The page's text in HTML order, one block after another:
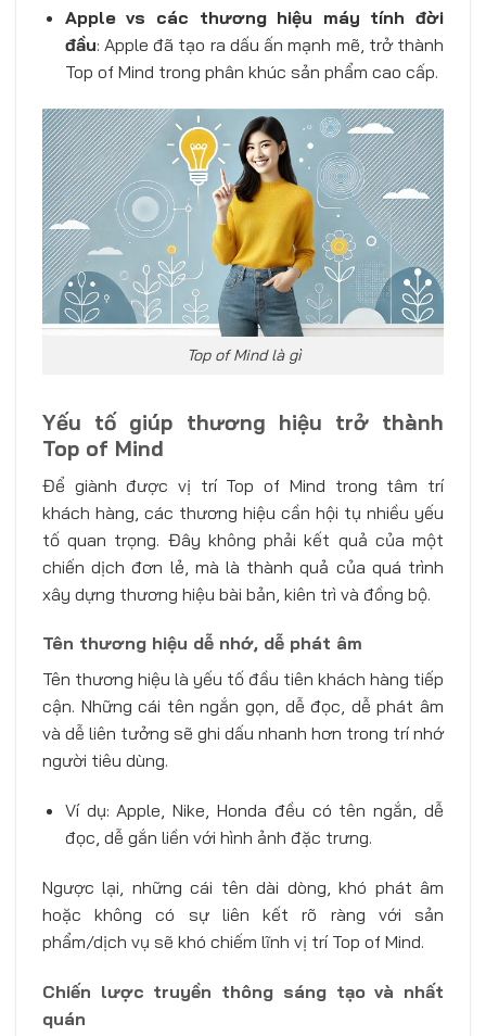
Apple vs các thương hiệu máy tính đời
đầu: Apple đã tạo ra dấu ấn mạnh mẽ, trở thành
Top of Mind trong phân khúc sản phẩm cao cấp.
Top of Mind là gì
Yếu tố giúp thương hiệu trở thành
Top of Mind
Để giành được vị trí Top of Mind trong tâm trí
khách hàng, các thương hiệu cần hội tụ nhiều yếu
tố quan trọng. Đây không phải kết quả của một
chiến dịch đơn lẻ, mà là thành quả của quá trình
xây dựng thương hiệu bài bản, kiên trì và đồng bộ.
Tên thương hiệu dễ nhớ, dễ phát âm
Tên thương hiệu là yếu tố đầu tiên khách hàng tiếp
cận. Những cái tên ngắn gọn, dễ đọc, dễ phát âm
và dễ liên tưởng sẽ ghi dấu nhanh hơn trong trí nhớ
người tiêu dùng.
Ví dụ: Apple, Nike, Honda đều có tên ngắn, dễ
đọc, dễ gắn liền với hình ảnh đặc trưng.
Ngược lại, những cái tên dài dòng, khó phát âm
hoặc không có sự liên kết rõ ràng với sản
phẩm/dịch vụ sẽ khó chiếm lĩnh vị trí Top of Mind.
Chiến lược truyền thông sáng tạo và nhất
quán